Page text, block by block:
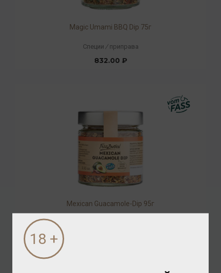
Magic Umami BBQ Dip 75г
Специи / приправа
832.00 ₽
Mexican Guacamole-Dip 95г